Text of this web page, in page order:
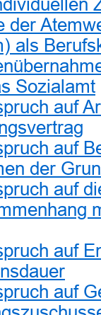
der
als
Sozialamt
auf
auf
der
auf
auf
auf